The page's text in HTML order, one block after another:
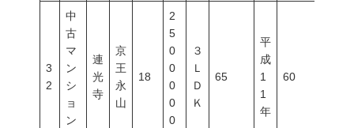
3
2
中
古
マ
ン
シ
ョ
ン
連
光
寺
京
王
永
山
18
2
5
0
0
0
0
0
３
Ｌ
Ｄ
Ｋ
65
平
成
1
1
年
60